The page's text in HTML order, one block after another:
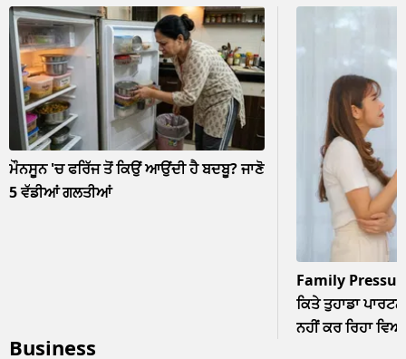
ਮੌਨਸੂਨ 'ਚ ਫਰਿੱਜ ਤੋਂ ਕਿਉਂ ਆਉਂਦੀ ਹੈ ਬਦਬੂ? ਜਾਣੋ
5 ਵੱਡੀਆਂ ਗਲਤੀਆਂ
Family
ਕਿਤੇ ਤੁਹਾਡਾ
ਨਹੀਂ ਕਰ ਰਿਹਾ
Business